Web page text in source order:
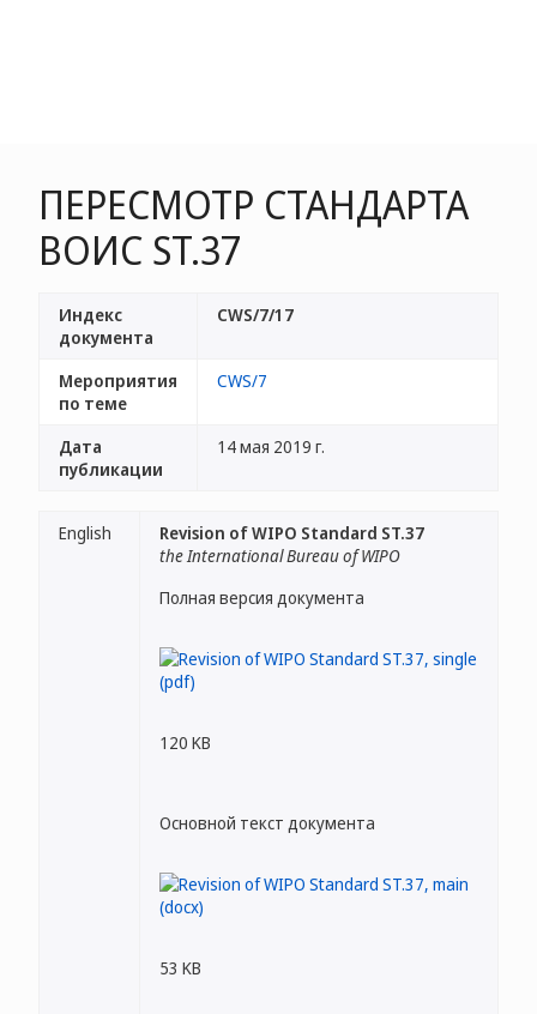
ПЕРЕСМОТР СТАНДАРТА
ВОИС ST.37
Индекс
документа
CWS/7/17
Мероприятия
по теме
CWS/7
Дата
публикации
14 мая 2019 г.
English
Revision of WIPO Standard ST.37
the International Bureau of WIPO
Полная версия документа
120 KB
Основной текст документа
53 KB